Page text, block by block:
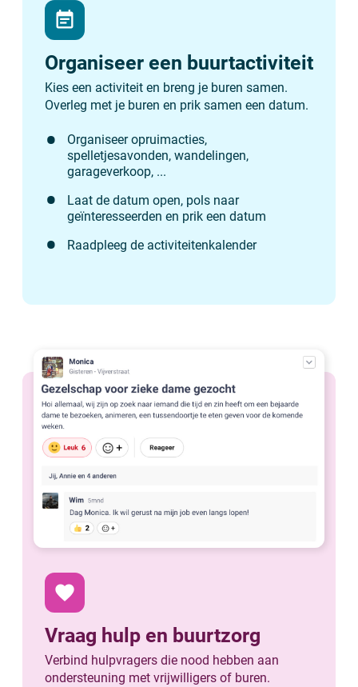
event_note
Organiseer een buurtactiviteit
Kies een activiteit en breng je buren samen.
Overleg met je buren en prik samen een datum.
Organiseer opruimacties,
spelletjesavonden, wandelingen,
garageverkoop, ...
Laat de datum open, pols naar
geïnteresseerden en prik een datum
Raadpleeg de activiteitenkalender
favorite
Vraag hulp en buurtzorg
Verbind hulpvragers die nood hebben aan
ondersteuning met vrijwilligers of buren.